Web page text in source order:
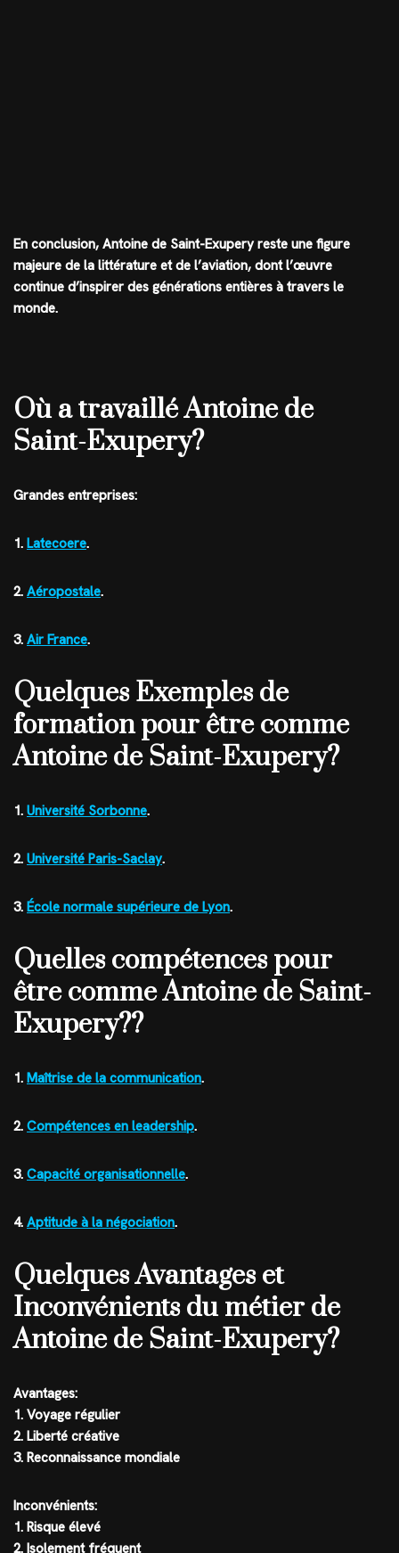
En conclusion, Antoine de Saint-Exupery reste une figure
majeure de la littérature et de l’aviation, dont l’œuvre
continue d’inspirer des générations entières à travers le
monde.
Où a travaillé Antoine de
Saint-Exupery?
Grandes entreprises:
1. Latecoere.
2. Aéropostale.
3. Air France.
Quelques Exemples de
formation pour être comme
Antoine de Saint-Exupery?
1. Université Sorbonne.
2. Université Paris-Saclay.
3. École normale supérieure de Lyon.
Quelles compétences pour
être comme Antoine de Saint-
Exupery??
1. Maîtrise de la communication.
2. Compétences en leadership.
3. Capacité organisationnelle.
4. Aptitude à la négociation.
Quelques Avantages et
Inconvénients du métier de
Antoine de Saint-Exupery?
Avantages:
1. Voyage régulier
2. Liberté créative
3. Reconnaissance mondiale
Inconvénients:
1. Risque élevé
2. Isolement fréquent